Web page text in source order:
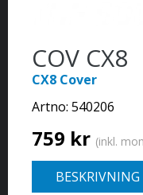
COV CX8
CX8 Cover
Artno: 540206
759 kr (inkl.
BESKRIVNING